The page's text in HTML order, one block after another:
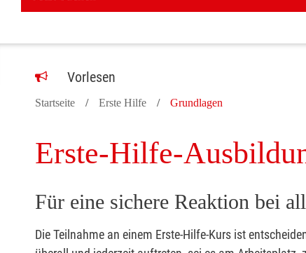
Vorlesen
Startseite Erste Hilfe Grundlagen
Erste-Hilfe-
Für eine sichere Reaktion bei
Die Teilnahme an einem Erste-Hilfe-Kurs ist